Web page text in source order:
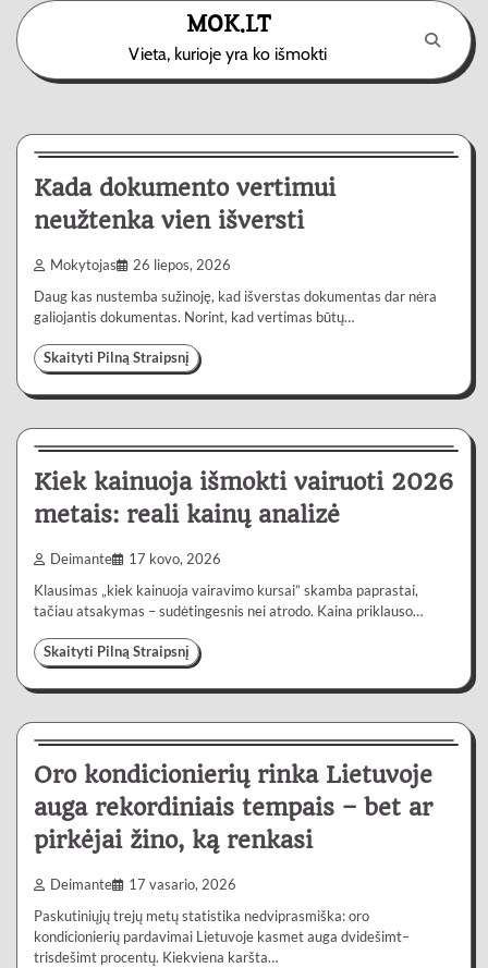
Skip
content
MOK.LT
Vieta, kurioje yra ko išmokti
3 min 0
Paslaugos
Kada dokumento vertimui
neužtenka vien išversti
Mokytojas 26 liepos, 2026
Daug kas nustemba sužinoję, kad išverstas dokumentas dar nėra
galiojantis dokumentas. Norint, kad vertimas būtų…
Skaityti Pilną Straipsnį
4 min
Kiek kainuoja išmokti vairuoti 2026
metais: reali kainų analizė
Deimante 17 kovo, 2026
Klausimas „kiek kainuoja vairavimo kursai” skamba paprastai,
tačiau atsakymas – sudėtingesnis nei atrodo. Kaina priklauso…
Skaityti Pilną Straipsnį
4 min
Oro kondicionierių rinka Lietuvoje
auga rekordiniais tempais – bet ar
pirkėjai žino, ką renkasi
Deimante 17 vasario, 2026
Paskutiniųjų trejų metų statistika nedviprasmiška: oro
kondicionierių pardavimai Lietuvoje kasmet auga dvidešimt–
trisdešimt procentų. Kiekviena karšta…